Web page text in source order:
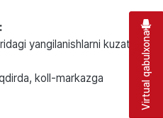
yangilanishlarni kuzatib
koll-markazga
Virtual qabulxona